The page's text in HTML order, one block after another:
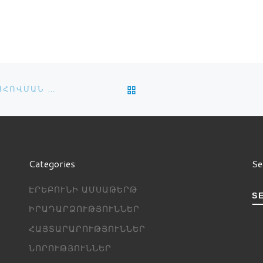
ՔՆՆԱՐԿՎԵՑԻՆ ԱՌՑԱՆՑ ԿՐԹՈՒԹՅԱՆ ՈՐԱԿԻ ԱՊԱՀՈՎՄԱՆ ԽՆԴԻՐՆԵՐԸ
Categories
ԷՐԵԲՈՒՆԻ ԱՄՍԱԹԵՐԹ
ԻՐԱԴԱՐՁՈՒԹՅՈՒՆՆԵՐ
ՀԱՅՏԱՐԱՐՈՒԹՅՈՒՆՆԵՐ
ՆՈՐՈՒԹՅՈՒՆՆԵՐ